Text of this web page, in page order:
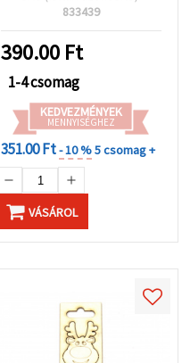
833439
390.00 Ft
1-4 csomag
KEDVEZMÉNYEK
MENNYISÉGHEZ
351.00 Ft- 10 %5 csomag +
VÁSÁROL